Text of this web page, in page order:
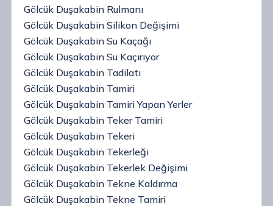
Gölcük Duşakabin Rulmanı
Gölcük Duşakabin Silikon Değişimi
Gölcük Duşakabin Su Kaçağı
Gölcük Duşakabin Su Kaçırıyor
Gölcük Duşakabin Tadilatı
Gölcük Duşakabin Tamiri
Gölcük Duşakabin Tamiri Yapan Yerler
Gölcük Duşakabin Teker Tamiri
Gölcük Duşakabin Tekeri
Gölcük Duşakabin Tekerleği
Gölcük Duşakabin Tekerlek Değişimi
Gölcük Duşakabin Tekne Kaldırma
Gölcük Duşakabin Tekne Tamiri